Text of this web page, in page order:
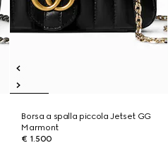
Borsa a spalla piccola Jetset GG
Marmont
€ 1.500